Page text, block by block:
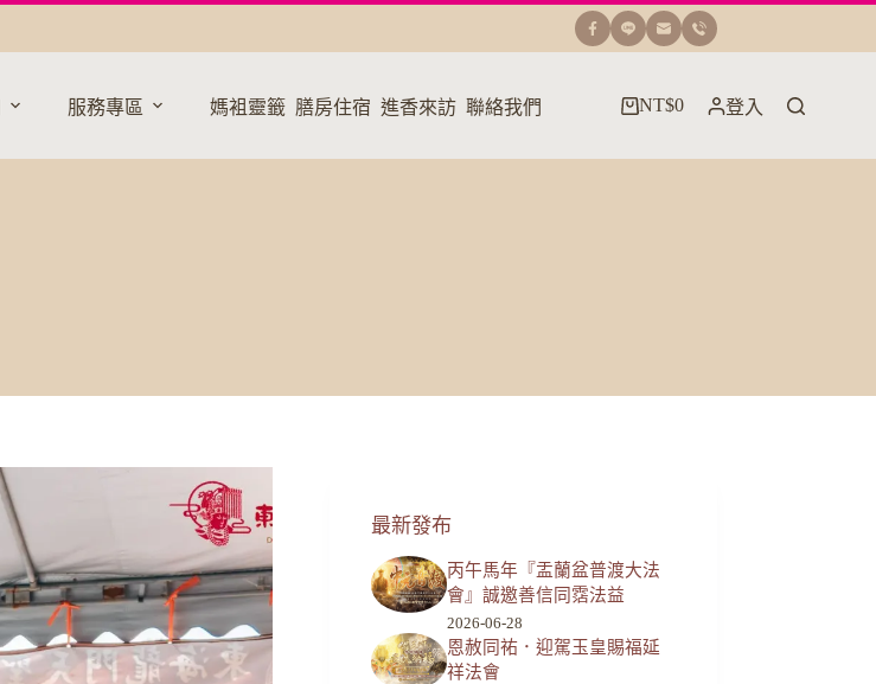
服務專區 媽袓靈籤 膳房住宿 進香來訪 聯絡我們
購
NT$0 登入
最新發布
丙午馬年『盂蘭盆普渡大法
會』誠邀善信同霑法益
2026-06-28
恩赦同祐．迎駕玉皇賜福延
祥法會